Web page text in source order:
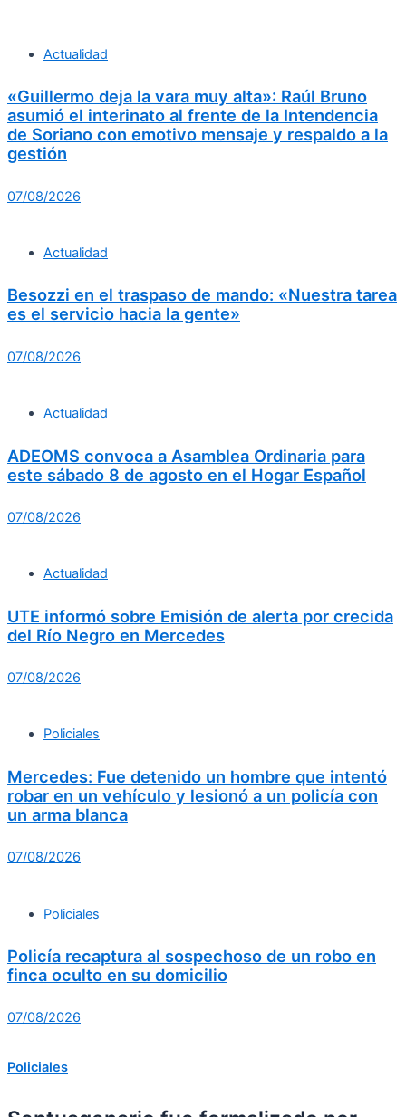
Actualidad
«Guillermo deja la vara muy alta»: Raúl Bruno
asumió el interinato al frente de la Intendencia
de Soriano con emotivo mensaje y respaldo a la
gestión
07/08/2026
Actualidad
Besozzi en el traspaso de mando: «Nuestra tarea
es el servicio hacia la gente»
07/08/2026
Actualidad
ADEOMS convoca a Asamblea Ordinaria para
este sábado 8 de agosto en el Hogar Español
07/08/2026
Actualidad
UTE informó sobre Emisión de alerta por crecida
del Río Negro en Mercedes
07/08/2026
Policiales
Mercedes: Fue detenido un hombre que intentó
robar en un vehículo y lesionó a un policía con
un arma blanca
07/08/2026
Policiales
Policía recaptura al sospechoso de un robo en
finca oculto en su domicilio
07/08/2026
Policiales